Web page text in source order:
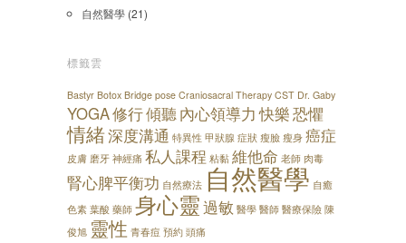
自然醫學 (21)
標籤雲
Bastyr Botox Bridge pose Craniosacral Therapy CST Dr. Gaby
YOGA修行傾聽內心領導力 快樂恐懼
情緒深度溝通 特異性 甲狀腺 症狀 瘦臉 瘦身 癌症
皮膚 磨牙 神經痛 私人課程 粘黏 維他命 老師 肉毒
腎心脾平衡功 自然療法 自然醫學 自癒
色素 葉酸 藥師 身心靈過敏 醫學 醫師 醫療保險 陳
俊旭 靈性 青春痘 預約 頭痛